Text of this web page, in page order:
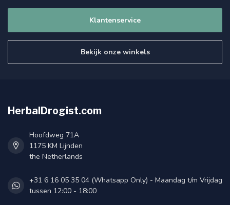
Klantenservice
Bekijk onze winkels
HerbalDrogist.com
Hoofdweg 71A
1175 KM Lijnden
the Netherlands
+31 6 16 05 35 04 (Whatsapp Only) - Maandag t/m Vrijdag
tussen 12:00 - 18:00